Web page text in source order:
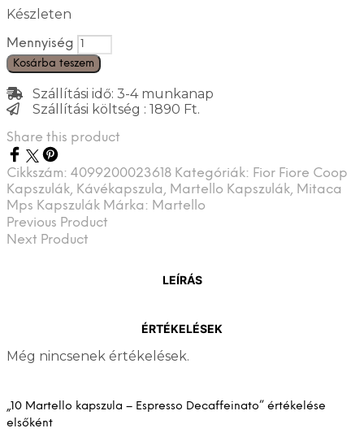
Készleten
Mennyiség
Kosárba teszem
Szállítási idő: 3-4 munkanap
Szállítási költség : 1890 Ft.
Share this product
Cikkszám: 4099200023618 Kategóriák: Fior Fiore Coop
Kapszulák, Kávékapszula, Martello Kapszulák, Mitaca
Mps Kapszulák Márka: Martello
Previous Product
Next Product
LEÍRÁS
ÉRTÉKELÉSEK
Még nincsenek értékelések.
„10 Martello kapszula – Espresso Decaffeinato” értékelése
elsőként